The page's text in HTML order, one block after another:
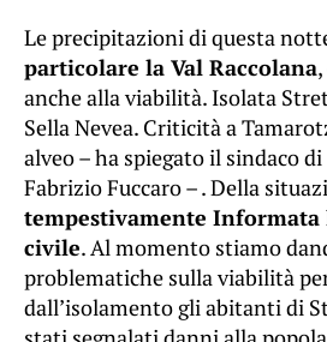
Le precipitazioni di questa
particolare la Val Raccolana
anche alla viabilità. Isolata
Sella Nevea. Criticità a
alveo – ha spiegato il sindaco
Fabrizio Fuccaro – . Della
tempestivamente Informata
civile. Al momento stiamo
problematiche sulla viabilità
dall’isolamento gli abitanti di